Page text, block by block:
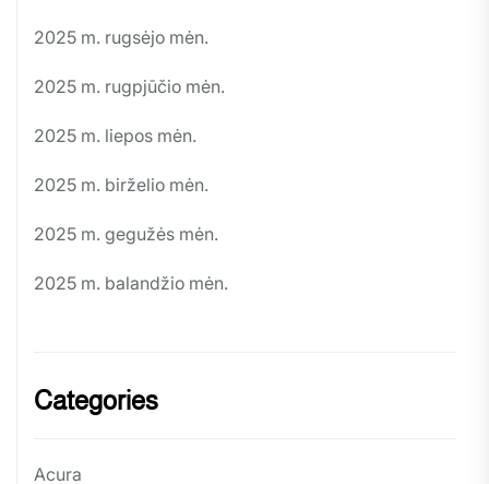
2025 m. rugsėjo mėn.
2025 m. rugpjūčio mėn.
2025 m. liepos mėn.
2025 m. birželio mėn.
2025 m. gegužės mėn.
2025 m. balandžio mėn.
Categories
Acura